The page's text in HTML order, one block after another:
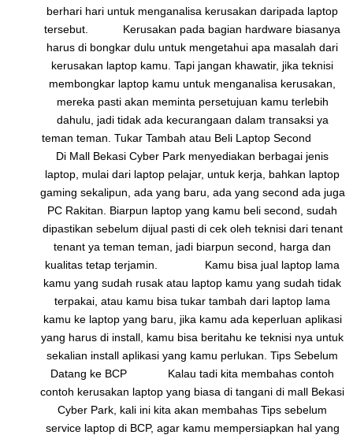
berhari hari untuk menganalisa kerusakan daripada laptop
tersebut. Kerusakan pada bagian hardware biasanya
harus di bongkar dulu untuk mengetahui apa masalah dari
kerusakan laptop kamu. Tapi jangan khawatir, jika teknisi
membongkar laptop kamu untuk menganalisa kerusakan,
mereka pasti akan meminta persetujuan kamu terlebih
dahulu, jadi tidak ada kecurangaan dalam transaksi ya
teman teman. Tukar Tambah atau Beli Laptop Second
Di Mall Bekasi Cyber Park menyediakan berbagai jenis
laptop, mulai dari laptop pelajar, untuk kerja, bahkan laptop
gaming sekalipun, ada yang baru, ada yang second ada juga
PC Rakitan. Biarpun laptop yang kamu beli second, sudah
dipastikan sebelum dijual pasti di cek oleh teknisi dari tenant
tenant ya teman teman, jadi biarpun second, harga dan
kualitas tetap terjamin. Kamu bisa jual laptop lama
kamu yang sudah rusak atau laptop kamu yang sudah tidak
terpakai, atau kamu bisa tukar tambah dari laptop lama
kamu ke laptop yang baru, jika kamu ada keperluan aplikasi
yang harus di install, kamu bisa beritahu ke teknisi nya untuk
sekalian install aplikasi yang kamu perlukan. Tips Sebelum
Datang ke BCP Kalau tadi kita membahas contoh
contoh kerusakan laptop yang biasa di tangani di mall Bekasi
Cyber Park, kali ini kita akan membahas Tips sebelum
service laptop di BCP, agar kamu mempersiapkan hal yang